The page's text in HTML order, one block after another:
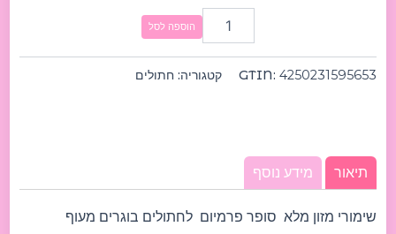
הוספה לסל
GTIN: 4250231595653 קטגוריה: חתולים
תיאור מידע נוסף
שימורי מזון מלא סופר פרמיום לחתולים בוגרים מעוף